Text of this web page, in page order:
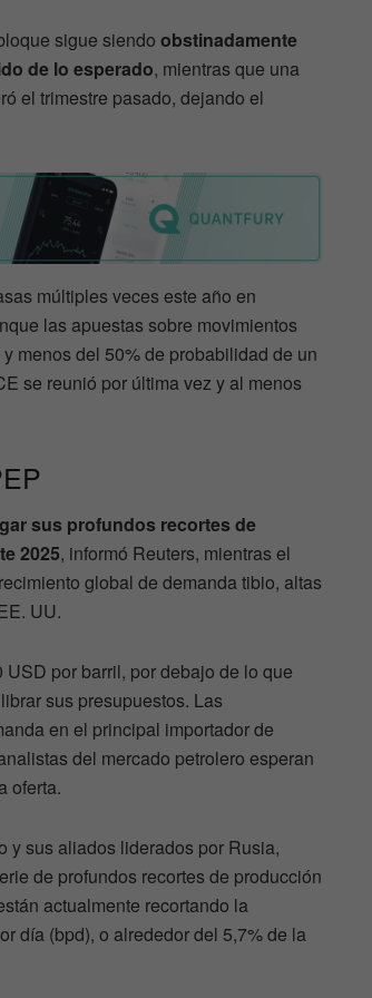
sigue siendo obstinadamente
de lo esperado, mientras que una
el trimestre pasado, dejando el
múltiples veces este año en
las apuestas sobre movimientos
menos del 50% de probabilidad de un
se reunió por última vez y al menos
sus profundos recortes de
2025, informó Reuters, mientras el
global de demanda tibio, altas
UU.
por barril, por debajo de lo que
sus presupuestos. Las
en el principal importador de
del mercado petrolero esperan
oferta.
y sus aliados liderados por Rusia,
de profundos recortes de producción
actualmente recortando la
día (bpd), o alrededor del 5,7% de la